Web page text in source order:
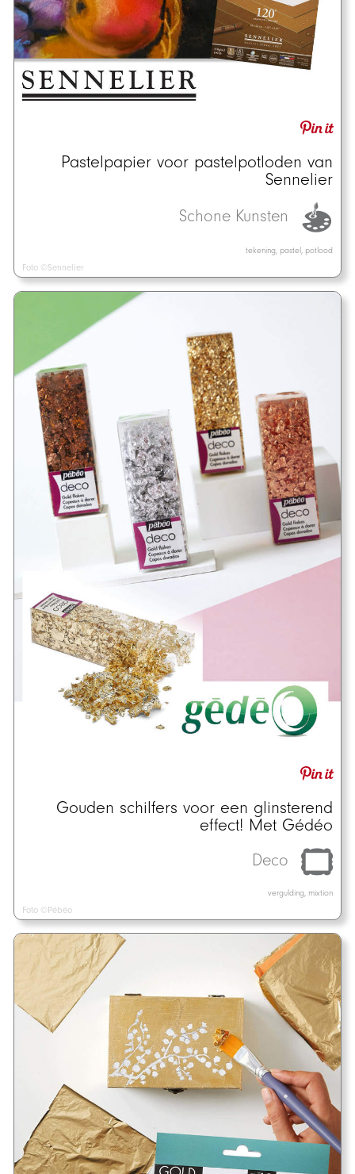
Pastelpapier voor pastelpotloden van
Sennelier
Schone Kunsten
tekening, pastel, potlood
Foto ©Sennelier
Gouden schilfers voor een glinsterend
effect! Met Gédéo
Deco
vergulding, mixtion
Foto ©Pébéo